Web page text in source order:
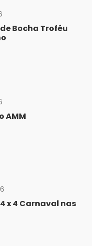
Bocha Troféu
AMM
x 4 Carnaval nas